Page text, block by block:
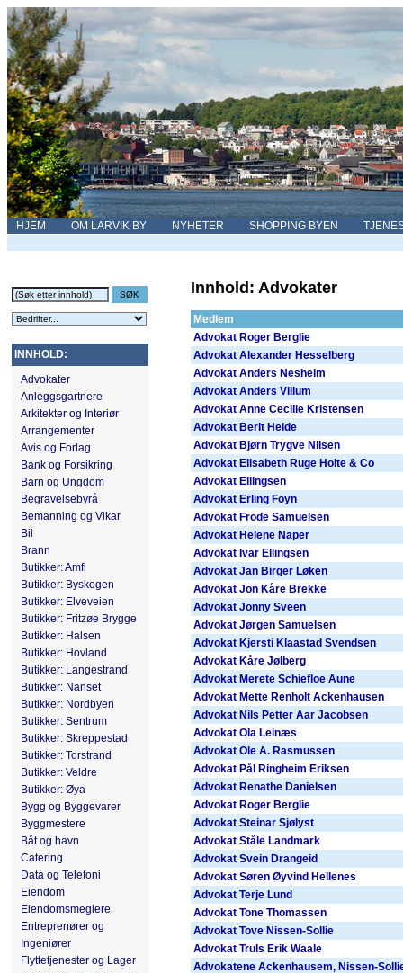
HJEM OM LARVIK BY NYHETER SHOPPING BYEN
INNHOLD:
Advokater
Anleggsgartnere
Arkitekter og Interiør
Arrangementer
Avis og Forlag
Bank og Forsikring
Barn og Ungdom
Begravelsebyrå
Bemanning og Vikar
Bil
Brann
Butikker: Amfi
Butikker: Byskogen
Butikker: Elveveien
Butikker: Fritzøe Brygge
Butikker: Halsen
Butikker: Hovland
Butikker: Langestrand
Butikker: Nanset
Butikker: Nordbyen
Butikker: Sentrum
Butikker: Skreppestad
Butikker: Torstrand
Butikker: Veldre
Butikker: Øya
Bygg og Byggevarer
Byggmestere
Båt og havn
Catering
Data og Telefoni
Eiendom
Eiendomsmeglere
Entreprenører og
Ingeniører
Flyttetjenester og Lager
Innhold: Advokater
Medlem
Advokat Roger Berglie
Advokat Alexander Hesselberg
Advokat Anders Nesheim
Advokat Anders Villum
Advokat Anne Cecilie Kristensen
Advokat Berit Heide
Advokat Bjørn Trygve Nilsen
Advokat Elisabeth Ruge Holte & Co
Advokat Ellingsen
Advokat Erling Foyn
Advokat Frode Samuelsen
Advokat Helene Naper
Advokat Ivar Ellingsen
Advokat Jan Birger Løken
Advokat Jon Kåre Brekke
Advokat Jonny Sveen
Advokat Jørgen Samuelsen
Advokat Kjersti Klaastad Svendsen
Advokat Kåre Jølberg
Advokat Merete Schiefloe Aune
Advokat Mette Renholt Ackenhausen
Advokat Nils Petter Aar Jacobsen
Advokat Ola Leinæs
Advokat Ole A. Rasmussen
Advokat Pål Ringheim Eriksen
Advokat Renathe Danielsen
Advokat Roger Berglie
Advokat Steinar Sjølyst
Advokat Ståle Landmark
Advokat Svein Drangeid
Advokat Søren Øyvind Hellenes
Advokat Terje Lund
Advokat Tone Thomassen
Advokat Tove Nissen-Sollie
Advokat Truls Erik Waale
Advokatene Ackenhausem, Nissen-